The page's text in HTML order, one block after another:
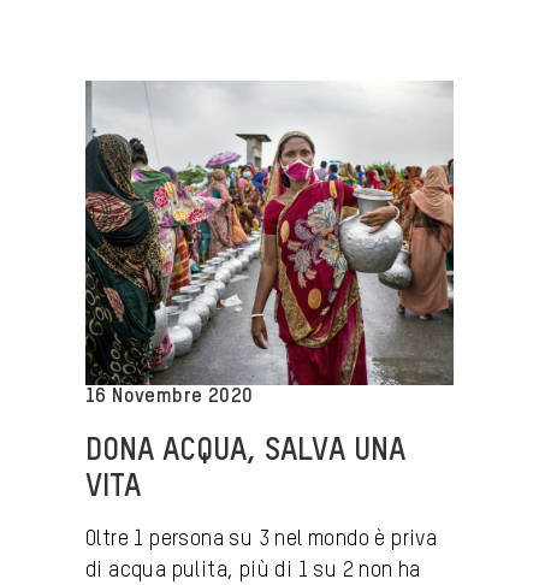
16 Novembre 2020
DONA ACQUA, SALVA UNA
VITA
Oltre 1 persona su 3 nel mondo è priva
di acqua pulita, più di 1 su 2 non ha